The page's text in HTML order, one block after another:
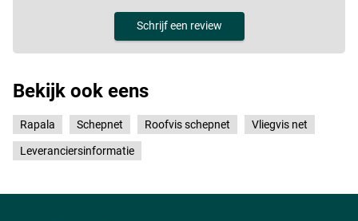
Schrijf een review
Bekijk ook eens
Rapala Schepnet Roofvis schepnet Vliegvis net
Leveranciersinformatie